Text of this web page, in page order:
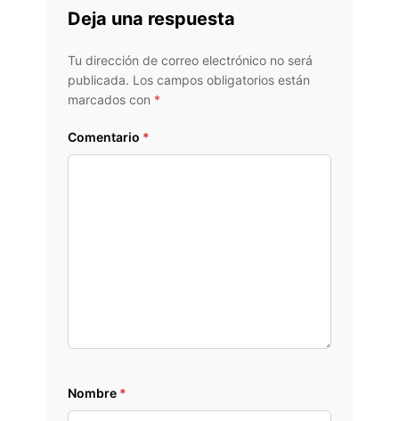
Deja una respuesta
Tu dirección de correo electrónico no será
publicada. Los campos obligatorios están
marcados con *
Comentario *
Nombre *